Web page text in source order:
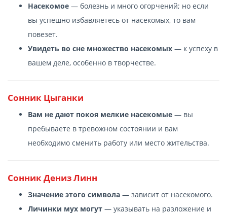
Насекомое — болезнь и много огорчений; но если
вы успешно избавляетесь от насекомых, то вам
повезет.
Увидеть во сне множество насекомых — к успеху в
вашем деле, особенно в творчестве.
Сонник Цыганки
Вам не дают покоя мелкие насекомые — вы
пребываете в тревожном состоянии и вам
необходимо сменить работу или место жительства.
Сонник Дениз Линн
Значение этого символа — зависит от насекомого.
Личинки мух могут — указывать на разложение и